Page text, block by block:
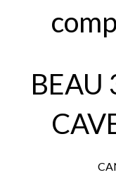
BEAU